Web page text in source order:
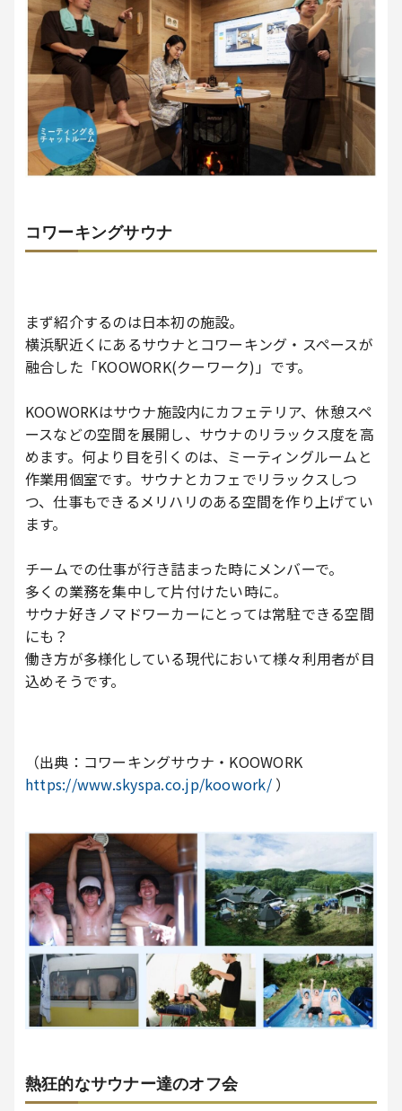
コワーキングサウナ
まず紹介するのは日本初の施設。
横浜駅近くにあるサウナとコワーキング・スペースが
融合した「KOOWORK(クーワーク)」です。
KOOWORKはサウナ施設内にカフェテリア、休憩スペ
ースなどの空間を展開し、サウナのリラックス度を高
めます。何より目を引くのは、ミーティングルームと
作業用個室です。サウナとカフェでリラックスしつ
つ、仕事もできるメリハリのある空間を作り上げてい
ます。
チームでの仕事が行き詰まった時にメンバーで。
多くの業務を集中して片付けたい時に。
サウナ好きノマドワーカーにとっては常駐できる空間
にも？
働き方が多様化している現代において様々利用者が目
込めそうです。
（出典：コワーキングサウナ・KOOWORK
https://www.skyspa.co.jp/koowork/）
熱狂的なサウナー達のオフ会